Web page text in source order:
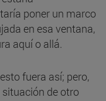
poner un marco
en esa ventana,
aquí o allá.
fuera así; pero,
de otro